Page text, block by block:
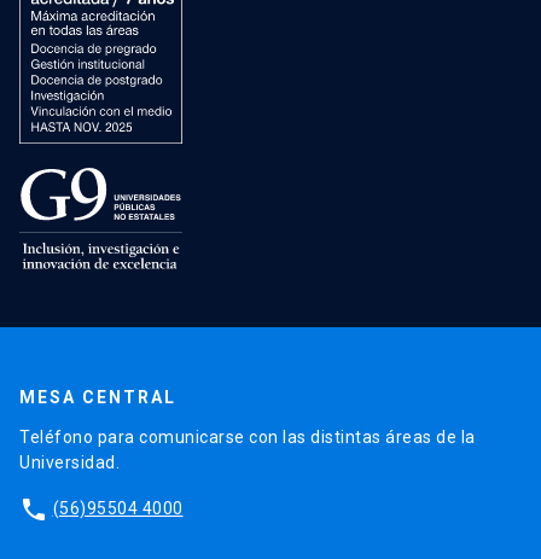
MESA CENTRAL
Teléfono para comunicarse con las distintas áreas de la
Universidad.
phone (56)95504 4000